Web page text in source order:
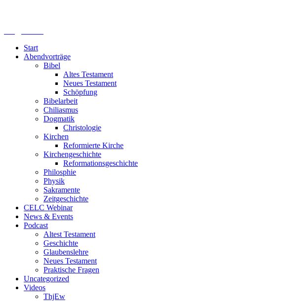
Start
Abendvorträge
Bibel
Altes Testament
Neues Testament
Schöpfung
Bibelarbeit
Chiliasmus
Dogmatik
Christologie
Kirchen
Reformierte Kirche
Kirchengeschichte
Reformationsgeschichte
Philosphie
Physik
Sakramente
Zeitgeschichte
CELC Webinar
News & Events
Podcast
Altest Testament
Geschichte
Glaubenslehre
Neues Testament
Praktische Fragen
Uncategorized
Videos
ThjEw